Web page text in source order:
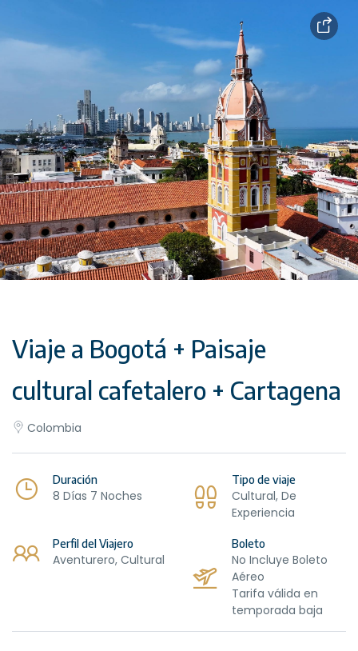
Viaje a Bogotá + Paisaje
cultural cafetalero + Cartagena
Colombia
Duración
8 Días 7 Noches
Tipo de viaje
Cultural, De
Experiencia
Perfil del Viajero
Aventurero, Cultural
Boleto
No Incluye Boleto
Aéreo
Tarifa válida en
temporada baja